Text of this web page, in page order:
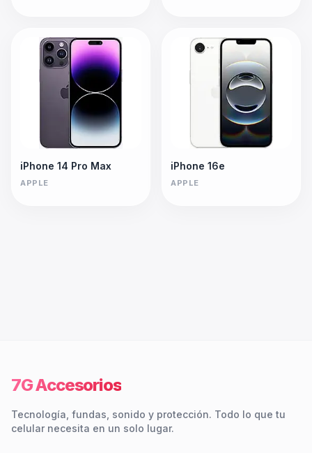
iPhone 14 Pro Max
APPLE
iPhone 16e
APPLE
7G Accesorios
Tecnología, fundas, sonido y protección. Todo lo que tu
celular necesita en un solo lugar.